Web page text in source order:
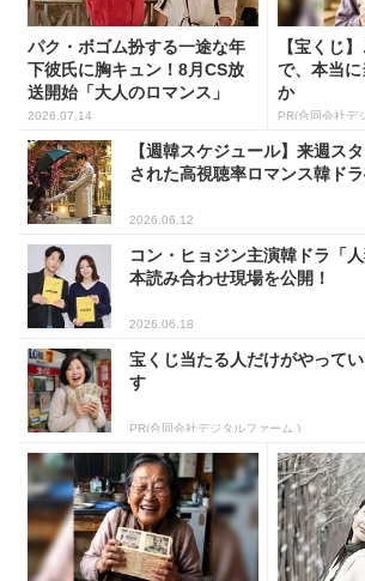
パク・ボゴム扮する一途な年
下彼氏に胸キュン！8月CS放
送開始「大人のロマンス」
韓...
2026.07.14
【宝くじ
で、本当
か
PR(合同会社デ
【週韓スケジュール】来週ス
された高視聴率ロマンス韓ド
2026.06.12
コン・ヒョジン主演韓ドラ「
本読み合わせ現場を公開！
2026.06.18
宝くじ当たる人だけがやって
す
PR(合同会社デジタルファーム )